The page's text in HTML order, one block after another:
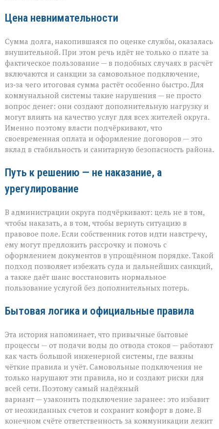
Цена невнимательности
Сумма долга, накопившаяся по оценке службы, оказалась
внушительной. При этом речь идёт не только о плате за
фактическое пользование — в подобных случаях в расчёт
включаются и санкции за самовольное подключение,
из‑за чего итоговая сумма растёт особенно быстро. Для
коммунальной системы такие нарушения — не просто
вопрос денег: они создают дополнительную нагрузку и
могут влиять на качество услуг для всех жителей округа.
Именно поэтому власти подчёркивают, что
своевременная оплата и оформление договоров — это
вклад в стабильность и санитарную безопасность района.
Путь к решению — не наказание, а
урегулирование
В администрации округа подчёркивают: цель не в том,
чтобы наказать, а в том, чтобы вернуть ситуацию в
правовое поле. Если собственник готов идти навстречу,
ему могут предложить рассрочку и помочь с
оформлением документов в упрощённом порядке. Такой
подход позволяет избежать суда и дальнейших санкций,
а также даёт шанс восстановить нормальное
пользование услугой без дополнительных потерь.
Бытовая логика и официальные правила
Эта история напоминает, что привычные бытовые
процессы — от подачи воды до отвода стоков — работают
как часть большой инженерной системы, где важны
чёткие правила и учёт. Самовольные подключения не
только нарушают эти правила, но и создают риски для
всей сети. Поэтому самый надёжный
вариант — узаконить подключение заранее: это избавит
от неожиданных счетов и сохранит комфорт в доме. В
конечном счёте ответственность за коммуникации лежит